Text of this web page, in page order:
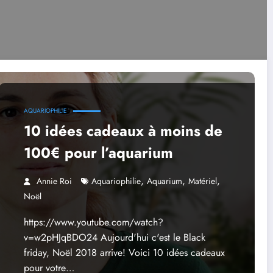
AQUARIOPHILIE
10 idées cadeaux à moins de
100€ pour l’aquarium
Annie Roi Aquariophilie, Aquarium, Matériel,
Noël
https://www.youtube.com/watch?
v=w2pHJqBDO24 Aujourd'hui c'est le Black
friday, Noël 2018 arrive! Voici 10 idées cadeaux
pour votre…